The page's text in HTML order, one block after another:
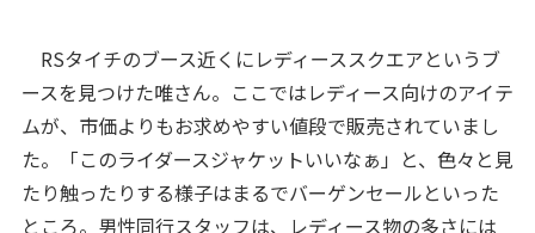
RSタイチのブース近くにレディーススクエアというブ
ースを見つけた唯さん。ここではレディース向けのアイテ
ムが、市価よりもお求めやすい値段で販売されていまし
た。「このライダースジャケットいいなぁ」と、色々と見
たり触ったりする様子はまるでバーゲンセールといった
ところ。男性同行スタッフは、レディース物の多さには